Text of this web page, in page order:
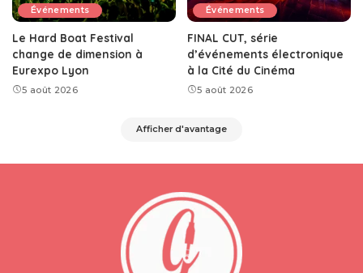
Événements
Le Hard Boat Festival
change de dimension à
Eurexpo Lyon
5 août 2026
Événements
FINAL CUT, série
d’événements électronique
à la Cité du Cinéma
5 août 2026
Afficher d'avantage